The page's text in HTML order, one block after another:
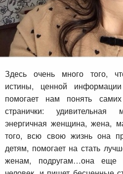
Здесь очень много того,
истины, ценной
помогает нам понять
странички:
энергичная женщина, жена,
того, всю свою жизнь она
детям, помогает на стать
женам, подругам…она еще